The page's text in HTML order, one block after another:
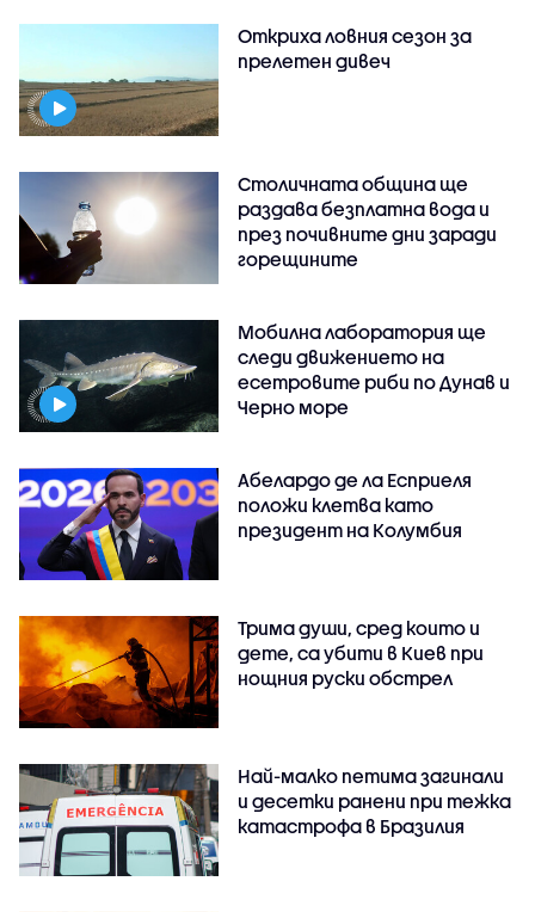
Откриха ловния сезон за
прелетен дивеч
Столичната община ще
раздава безплатна вода и
през почивните дни заради
горещините
Мобилна лаборатория ще
следи движението на
есетровите риби по Дунав и
Черно море
Абелардо де ла Есприеля
положи клетва като
президент на Колумбия
Трима души, сред които и
дете, са убити в Киев при
нощния руски обстрел
Най-малко петима загинали
и десетки ранени при тежка
катастрофа в Бразилия